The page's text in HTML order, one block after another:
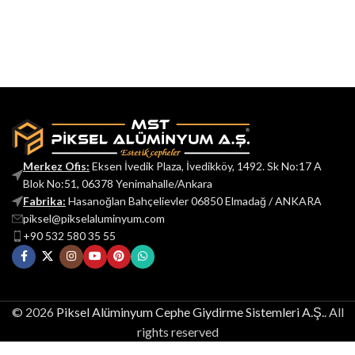
Merkez Ofis: Eksen İvedik Plaza, İvedikköy, 1492. Sk No:17 A
Blok No:51, 06378 Yenimahalle/Ankara
Fabrika: Hasanoğlan Bahçelievler 06850 Elmadağ / ANKARA
piksel@pikselaluminyum.com
+90 532 580 35 55
© 2026 Piksel Alüminyum Cephe Giydirme Sistemleri A.Ş. . All
rights reserved